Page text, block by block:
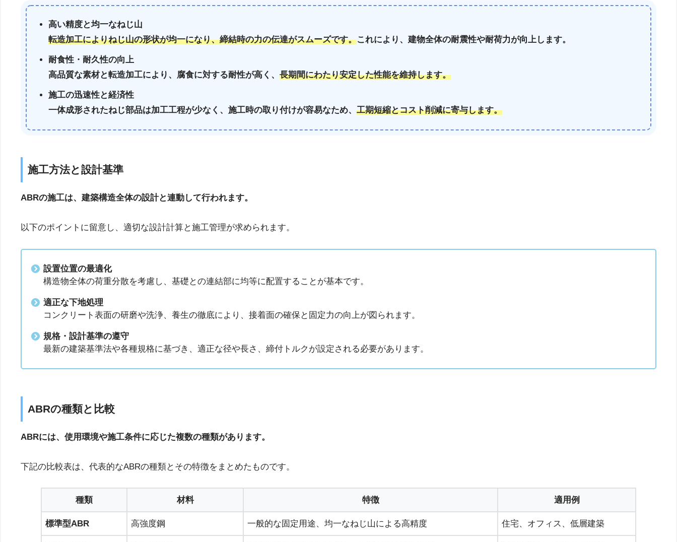
高い精度と均一なねじ山
転造加工によりねじ山の形状が均一になり、締結時の力の伝達がスムーズです。これにより、建物全体の耐震性や耐荷力が向上します。
耐食性・耐久性の向上
高品質な素材と転造加工により、腐食に対する耐性が高く、 長期間にわたり安定した性能を維持します。
施工の迅速性と経済性
一体成形されたねじ部品は加工工程が少なく、施工時の取り付けが容易なため、 工期短縮とコスト削減に寄与します。
施工方法と設計基準
ABRの施工は、建築構造全体の設計と連動して行われます。
以下のポイントに留意し、適切な設計計算と施工管理が求められます。
設置位置の最適化
構造物全体の荷重分散を考慮し、基礎との連結部に均等に配置することが基本です。
適正な下地処理
コンクリート表面の研磨や洗浄、養生の徹底により、接着面の確保と固定力の向上が図られます。
規格・設計基準の遵守
最新の建築基準法や各種規格に基づき、適正な径や長さ、締付トルクが設定される必要があります。
ABRの種類と比較
ABRには、使用環境や施工条件に応じた複数の種類があります。
下記の比較表は、代表的なABRの種類とその特徴をまとめたものです。
種類 材料 特徴 適用例
標準型ABR 高強度鋼 一般的な固定用途、均一なねじ山による高精度 住宅、オフィス、低層建築